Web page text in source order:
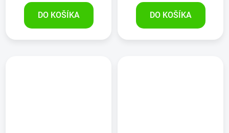
DO KOŠÍKA DO KOŠÍKA